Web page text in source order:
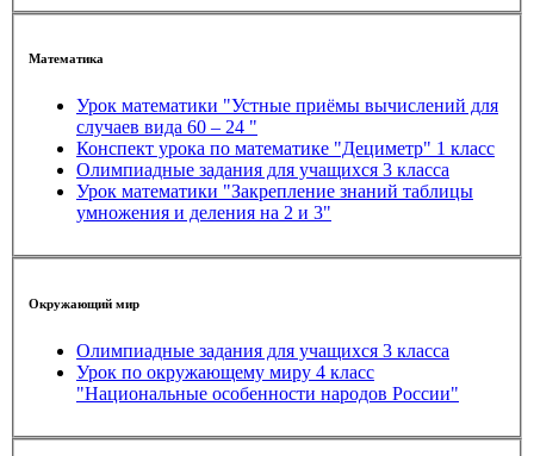
Математика
Урок математики "Устные приёмы вычислений для
случаев вида 60 – 24 "
Конспект урока по математике "Дециметр" 1 класс
Олимпиадные задания для учащихся 3 класса
Урок математики "Закрепление знаний таблицы
умножения и деления на 2 и 3"
Окружающий мир
Олимпиадные задания для учащихся 3 класса
Урок по окружающему миру 4 класс
"Национальные особенности народов России"